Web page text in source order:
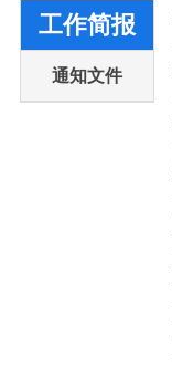
工作简报
通知文件